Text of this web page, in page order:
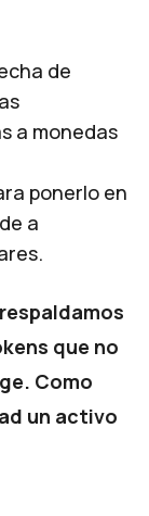
de
a monedas
ponerlo en
a
que no
Como
un activo